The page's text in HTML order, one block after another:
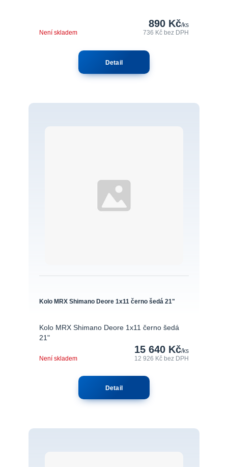
890 Kč/ks
736 Kčbez DPH
Není skladem
Detail
Kolo MRX Shimano Deore 1x11 černo šedá 21"
Kolo MRX Shimano Deore 1x11 černo šedá
21"
15 640 Kč/ks
12 926 Kčbez DPH
Není skladem
Detail